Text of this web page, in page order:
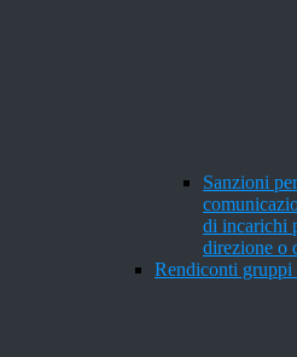
Sanzioni
di incarichi
direzione o
Rendiconti